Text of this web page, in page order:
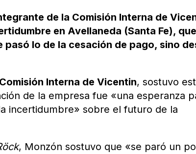
de la Comisión Interna de
en Avellaneda (Santa Fe), que
lo de la cesación de pago, sino
Comisión Interna de Vicentin, sostuvo
de la empresa fue «una esperanza
incertidumbre» sobre el futuro de la
, Monzón sostuvo que «se paró un